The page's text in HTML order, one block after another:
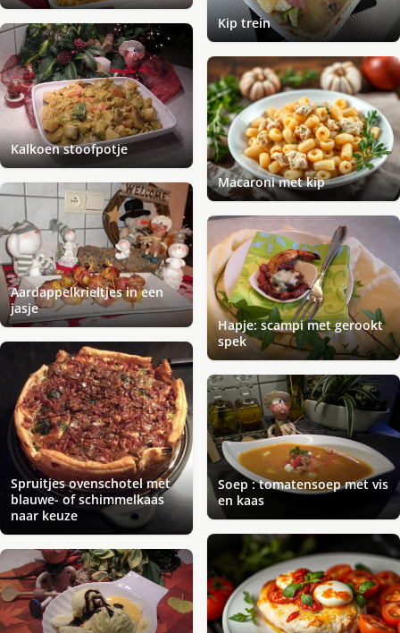
Kip trein
Kalkoen stoofpotje
Macaroni met kip
Aardappelkrieltjes in een
jasje
Hapje: scampi met gerookt
spek
Spruitjes ovenschotel met
blauwe- of schimmelkaas
naar keuze
Soep : tomatensoep met vis
en kaas